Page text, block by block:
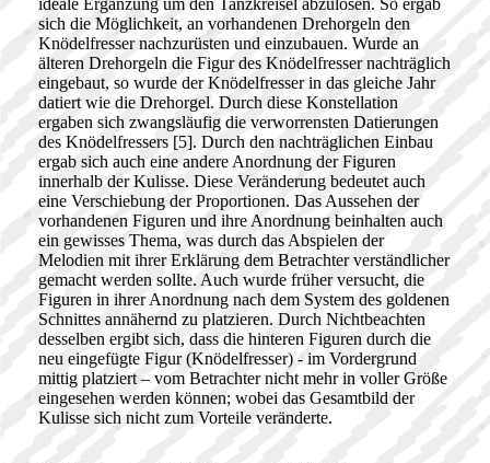
sich die Möglichkeit, an vorhandenen Drehorgeln den
Knödelfresser nachzurüsten und einzubauen. Wurde an
älteren Drehorgeln die Figur des Knödelfresser nachträglich
eingebaut, so wurde der Knödelfresser in das gleiche Jahr
datiert wie die Drehorgel. Durch diese Konstellation
ergaben sich zwangsläufig die verworrensten Datierungen
des Knödelfressers [5]. Durch den nachträglichen Einbau
ergab sich auch eine andere Anordnung der Figuren
innerhalb der Kulisse. Diese Veränderung bedeutet auch
eine Verschiebung der Proportionen. Das Aussehen der
vorhandenen Figuren und ihre Anordnung beinhalten auch
ein gewisses Thema, was durch das Abspielen der
Melodien mit ihrer Erklärung dem Betrachter verständlicher
gemacht werden sollte. Auch wurde früher versucht, die
Figuren in ihrer Anordnung nach dem System des goldenen
Schnittes annähernd zu platzieren. Durch Nichtbeachten
desselben ergibt sich, dass die hinteren Figuren durch die
neu eingefügte Figur (Knödelfresser) - im Vordergrund
mittig platziert – vom Betrachter nicht mehr in voller Größe
eingesehen werden können; wobei das Gesamtbild der
Kulisse sich nicht zum Vorteile veränderte.